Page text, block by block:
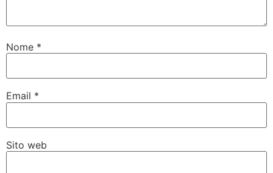
Nome *
Email *
Sito web